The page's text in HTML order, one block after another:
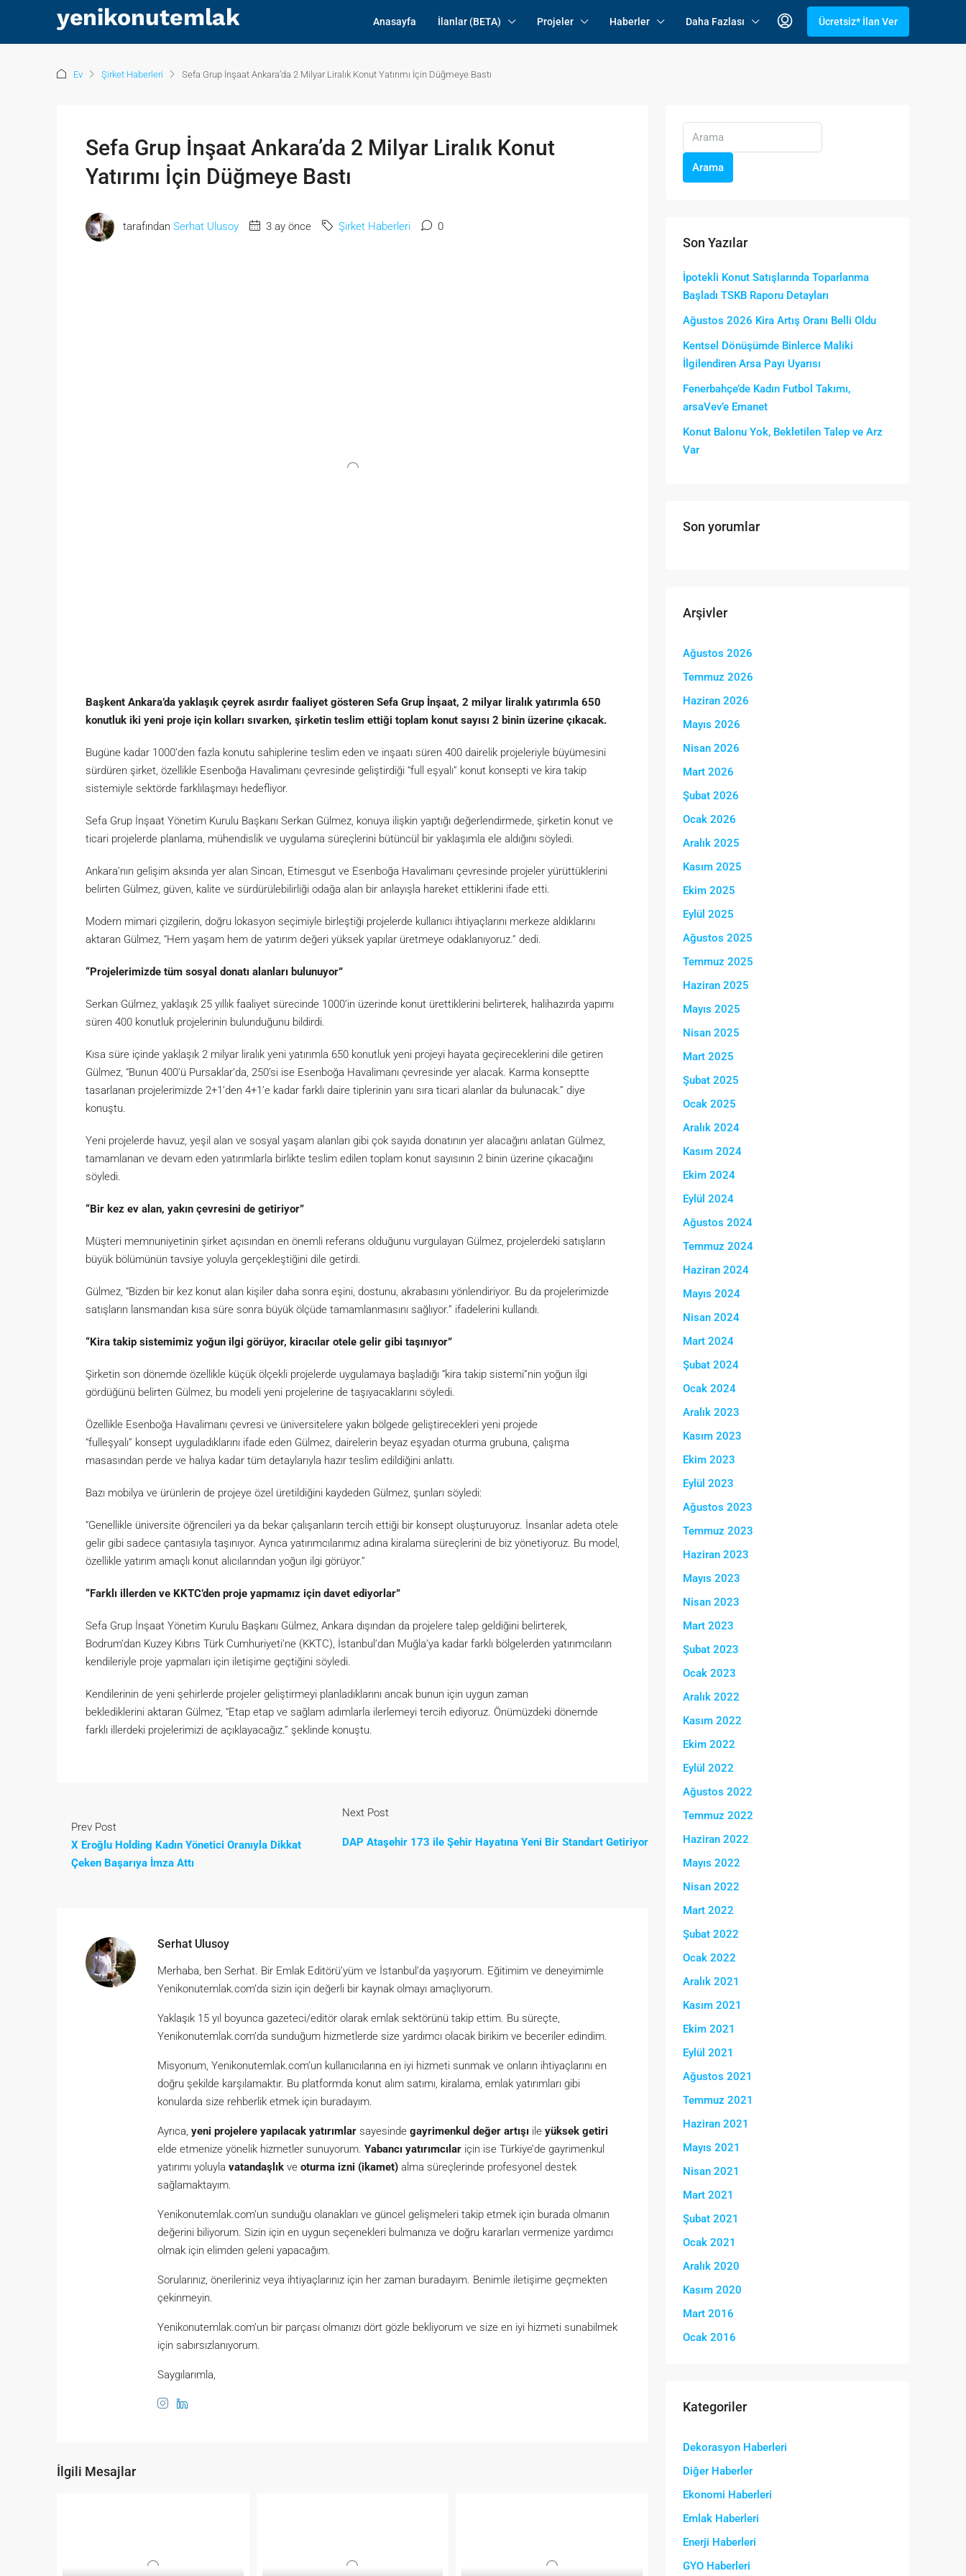
Anasayfa İlanlar (BETA) Projeler Haberler Daha Fazlası Ücretsiz* İlan Ver
Ev Şirket Haberleri Sefa Grup İnşaat Ankara’da 2 Milyar Liralık Konut Yatırımı İçin Düğmeye Bastı
Sefa Grup İnşaat Ankara’da 2 Milyar Liralık Konut
Yatırımı İçin Düğmeye Bastı
tarafından Serhat Ulusoy 3 ay önce Şirket Haberleri 0
Başkent Ankara’da yaklaşık çeyrek asırdır faaliyet gösteren Sefa Grup İnşaat, 2 milyar liralık yatırımla 650
konutluk iki yeni proje için kolları sıvarken, şirketin teslim ettiği toplam konut sayısı 2 binin üzerine çıkacak.
Bugüne kadar 1000’den fazla konutu sahiplerine teslim eden ve inşaatı süren 400 dairelik projeleriyle büyümesini
sürdüren şirket, özellikle Esenboğa Havalimanı çevresinde geliştirdiği “full eşyalı” konut konsepti ve kira takip
sistemiyle sektörde farklılaşmayı hedefliyor.
Sefa Grup İnşaat Yönetim Kurulu Başkanı Serkan Gülmez, konuya ilişkin yaptığı değerlendirmede, şirketin konut ve
ticari projelerde planlama, mühendislik ve uygulama süreçlerini bütüncül bir yaklaşımla ele aldığını söyledi.
Ankara’nın gelişim aksında yer alan Sincan, Etimesgut ve Esenboğa Havalimanı çevresinde projeler yürüttüklerini
belirten Gülmez, güven, kalite ve sürdürülebilirliği odağa alan bir anlayışla hareket ettiklerini ifade etti.
Modern mimari çizgilerin, doğru lokasyon seçimiyle birleştiği projelerde kullanıcı ihtiyaçlarını merkeze aldıklarını
aktaran Gülmez, “Hem yaşam hem de yatırım değeri yüksek yapılar üretmeye odaklanıyoruz.” dedi.
“Projelerimizde tüm sosyal donatı alanları bulunuyor”
Serkan Gülmez, yaklaşık 25 yıllık faaliyet sürecinde 1000’in üzerinde konut ürettiklerini belirterek, halihazırda yapımı
süren 400 konutluk projelerinin bulunduğunu bildirdi.
Kısa süre içinde yaklaşık 2 milyar liralık yeni yatırımla 650 konutluk yeni projeyi hayata geçireceklerini dile getiren
Gülmez, “Bunun 400’ü Pursaklar’da, 250’si ise Esenboğa Havalimanı çevresinde yer alacak. Karma konseptte
tasarlanan projelerimizde 2+1’den 4+1’e kadar farklı daire tiplerinin yanı sıra ticari alanlar da bulunacak.” diye
konuştu.
Yeni projelerde havuz, yeşil alan ve sosyal yaşam alanları gibi çok sayıda donatının yer alacağını anlatan Gülmez,
tamamlanan ve devam eden yatırımlarla birlikte teslim edilen toplam konut sayısının 2 binin üzerine çıkacağını
söyledi.
“Bir kez ev alan, yakın çevresini de getiriyor”
Müşteri memnuniyetinin şirket açısından en önemli referans olduğunu vurgulayan Gülmez, projelerdeki satışların
büyük bölümünün tavsiye yoluyla gerçekleştiğini dile getirdi.
Gülmez, “Bizden bir kez konut alan kişiler daha sonra eşini, dostunu, akrabasını yönlendiriyor. Bu da projelerimizde
satışların lansmandan kısa süre sonra büyük ölçüde tamamlanmasını sağlıyor.” ifadelerini kullandı.
“Kira takip sistemimiz yoğun ilgi görüyor, kiracılar otele gelir gibi taşınıyor”
Şirketin son dönemde özellikle küçük ölçekli projelerde uygulamaya başladığı “kira takip sistemi”nin yoğun ilgi
gördüğünü belirten Gülmez, bu modeli yeni projelerine de taşıyacaklarını söyledi.
Özellikle Esenboğa Havalimanı çevresi ve üniversitelere yakın bölgede geliştirecekleri yeni projede
“fulleşyalı” konsept uyguladıklarını ifade eden Gülmez, dairelerin beyaz eşyadan oturma grubuna, çalışma
masasından perde ve halıya kadar tüm detaylarıyla hazır teslim edildiğini anlattı.
Bazı mobilya ve ürünlerin de projeye özel üretildiğini kaydeden Gülmez, şunları söyledi:
“Genellikle üniversite öğrencileri ya da bekar çalışanların tercih ettiği bir konsept oluşturuyoruz. İnsanlar adeta otele
gelir gibi sadece çantasıyla taşınıyor. Ayrıca yatırımcılarımız adına kiralama süreçlerini de biz yönetiyoruz. Bu model,
özellikle yatırım amaçlı konut alıcılarından yoğun ilgi görüyor.”
“Farklı illerden ve KKTC’den proje yapmamız için davet ediyorlar”
Sefa Grup İnşaat Yönetim Kurulu Başkanı Gülmez, Ankara dışından da projelere talep geldiğini belirterek,
Bodrum’dan Kuzey Kıbrıs Türk Cumhuriyeti’ne (KKTC), İstanbul’dan Muğla’ya kadar farklı bölgelerden yatırımcıların
kendileriyle proje yapmaları için iletişime geçtiğini söyledi.
Kendilerinin de yeni şehirlerde projeler geliştirmeyi planladıklarını ancak bunun için uygun zaman
beklediklerini aktaran Gülmez, “Etap etap ve sağlam adımlarla ilerlemeyi tercih ediyoruz. Önümüzdeki dönemde
farklı illerdeki projelerimizi de açıklayacağız.” şeklinde konuştu.
Prev Post
X Eroğlu Holding Kadın Yönetici Oranıyla Dikkat
Çeken Başarıya İmza Attı
Next Post
DAP Ataşehir 173 ile Şehir Hayatına Yeni Bir Standart Getiriyor
Serhat Ulusoy
Merhaba, ben Serhat. Bir Emlak Editörü’yüm ve İstanbul’da yaşıyorum. Eğitimim ve deneyimimle
Yenikonutemlak.com’da sizin için değerli bir kaynak olmayı amaçlıyorum.
Yaklaşık 15 yıl boyunca gazeteci/editör olarak emlak sektörünü takip ettim. Bu süreçte,
Yenikonutemlak.com’da sunduğum hizmetlerde size yardımcı olacak birikim ve beceriler edindim.
Misyonum, Yenikonutemlak.com’un kullanıcılarına en iyi hizmeti sunmak ve onların ihtiyaçlarını en
doğru şekilde karşılamaktır. Bu platformda konut alım satımı, kiralama, emlak yatırımları gibi
konularda size rehberlik etmek için buradayım.
Ayrıca, yeni projelere yapılacak yatırımlar sayesinde gayrimenkul değer artışı ile yüksek getiri
elde etmenize yönelik hizmetler sunuyorum. Yabancı yatırımcılar için ise Türkiye’de gayrimenkul
yatırımı yoluyla vatandaşlık ve oturma izni (ikamet) alma süreçlerinde profesyonel destek
sağlamaktayım.
Yenikonutemlak.com’un sunduğu olanakları ve güncel gelişmeleri takip etmek için burada olmanın
değerini biliyorum. Sizin için en uygun seçenekleri bulmanıza ve doğru kararları vermenize yardımcı
olmak için elimden geleni yapacağım.
Sorularınız, önerileriniz veya ihtiyaçlarınız için her zaman buradayım. Benimle iletişime geçmekten
çekinmeyin.
Yenikonutemlak.com’un bir parçası olmanızı dört gözle bekliyorum ve size en iyi hizmeti sunabilmek
için sabırsızlanıyorum.
Saygılarımla,
İlgili Mesajlar
Arama
Son Yazılar
İpotekli Konut Satışlarında Toparlanma
Başladı TSKB Raporu Detayları
Ağustos 2026 Kira Artış Oranı Belli Oldu
Kentsel Dönüşümde Binlerce Maliki
İlgilendiren Arsa Payı Uyarısı
Fenerbahçe’de Kadın Futbol Takımı,
arsaVev’e Emanet
Konut Balonu Yok, Bekletilen Talep ve Arz
Var
Son yorumlar
Arşivler
Ağustos 2026
Temmuz 2026
Haziran 2026
Mayıs 2026
Nisan 2026
Mart 2026
Şubat 2026
Ocak 2026
Aralık 2025
Kasım 2025
Ekim 2025
Eylül 2025
Ağustos 2025
Temmuz 2025
Haziran 2025
Mayıs 2025
Nisan 2025
Mart 2025
Şubat 2025
Ocak 2025
Aralık 2024
Kasım 2024
Ekim 2024
Eylül 2024
Ağustos 2024
Temmuz 2024
Haziran 2024
Mayıs 2024
Nisan 2024
Mart 2024
Şubat 2024
Ocak 2024
Aralık 2023
Kasım 2023
Ekim 2023
Eylül 2023
Ağustos 2023
Temmuz 2023
Haziran 2023
Mayıs 2023
Nisan 2023
Mart 2023
Şubat 2023
Ocak 2023
Aralık 2022
Kasım 2022
Ekim 2022
Eylül 2022
Ağustos 2022
Temmuz 2022
Haziran 2022
Mayıs 2022
Nisan 2022
Mart 2022
Şubat 2022
Ocak 2022
Aralık 2021
Kasım 2021
Ekim 2021
Eylül 2021
Ağustos 2021
Temmuz 2021
Haziran 2021
Mayıs 2021
Nisan 2021
Mart 2021
Şubat 2021
Ocak 2021
Aralık 2020
Kasım 2020
Mart 2016
Ocak 2016
Kategoriler
Dekorasyon Haberleri
Diğer Haberler
Ekonomi Haberleri
Emlak Haberleri
Enerji Haberleri
GYO Haberleri